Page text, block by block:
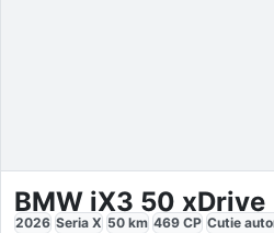
BMW iX3 50 xDrive
2026 Seria X 50 km 469 CP Cutie